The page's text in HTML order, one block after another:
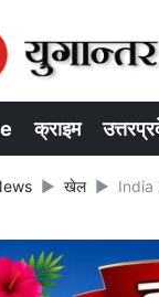
क्राइम
खेल India